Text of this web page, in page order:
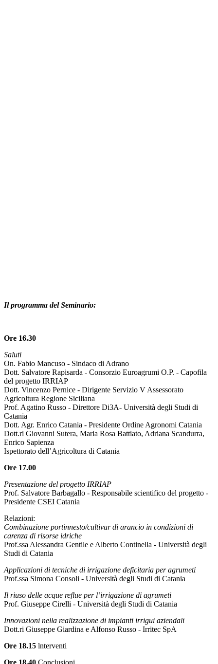
Il programma del Seminario:
Ore 16.30
Saluti
On. Fabio Mancuso - Sindaco di Adrano
Dott. Salvatore Rapisarda - Consorzio Euroagrumi O.P. - Capofila
del progetto IRRIAP
Dott. Vincenzo Pernice - Dirigente Servizio V Assessorato
Agricoltura Regione Siciliana
Prof. Agatino Russo - Direttore Di3A- Università degli Studi di
Catania
Dott. Agr. Enrico Catania - Presidente Ordine Agronomi Catania
Dott.ri Giovanni Sutera, Maria Rosa Battiato, Adriana Scandurra,
Enrico Sapienza
Ispettorato dell’Agricoltura di Catania
Ore 17.00
Presentazione del progetto IRRIAP
Prof. Salvatore Barbagallo - Responsabile scientifico del progetto -
Presidente CSEI Catania
Relazioni:
Combinazione portinnesto/cultivar di arancio in condizioni di
carenza di risorse idriche
Prof.ssa Alessandra Gentile e Alberto Continella - Università degli
Studi di Catania
Applicazioni di tecniche di irrigazione deficitaria per agrumeti
Prof.ssa Simona Consoli - Università degli Studi di Catania
Il riuso delle acque reflue per l’irrigazione di agrumeti
Prof. Giuseppe Cirelli - Università degli Studi di Catania
Innovazioni nella realizzazione di impianti irrigui aziendali
Dott.ri Giuseppe Giardina e Alfonso Russo - Irritec SpA
Ore 18.15 lnterventi
Ore 18.40 Conclusioni